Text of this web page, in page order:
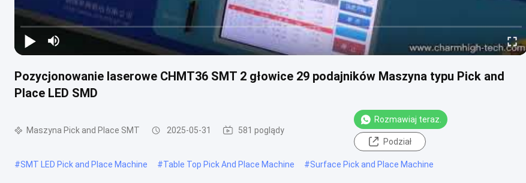
Pozycjonowanie laserowe CHMT36 SMT 2 głowice 29 podajników Maszyna typu Pick and
Place LED SMD
Maszyna Pick and Place SMT 2025-05-31 581 poglądy
Rozmawiaj teraz.
Podział
#SMT LED Pick and Place Machine #Table Top Pick And Place Machine #Surface Pick and Place Machine